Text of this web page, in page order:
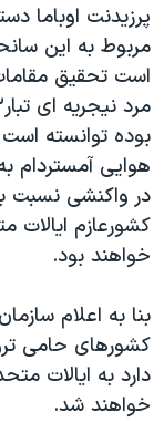
آرشیو پخش زنده
مجموعه مستندهای
تریبونال مردمی آبان
دادگاه حمید نوری
چهل سال
قانون شفافیت
اعتراضات مردمی
اسرائیل در جنگ
نرگس محمدی
همایش
صفحه‌های ویژه
پرزیدنت اوباما
مربوط به این
است تحقیق
بوده توانسته است
هوایی آمستردام
کشورعازم ایالات
خواهند بود.
بنا به اعلام
کشورهای حامی
دارد به ایالات
خواهند شد.